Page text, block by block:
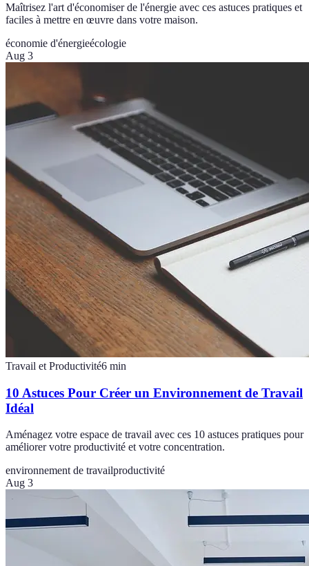
Maîtrisez l'art d'économiser de l'énergie avec ces astuces pratiques et
faciles à mettre en œuvre dans votre maison.
économie d'énergieécologie
Aug 3
Travail et Productivité6 min
10 Astuces Pour Créer un Environnement de Travail
Idéal
Aménagez votre espace de travail avec ces 10 astuces pratiques pour
améliorer votre productivité et votre concentration.
environnement de travailproductivité
Aug 3